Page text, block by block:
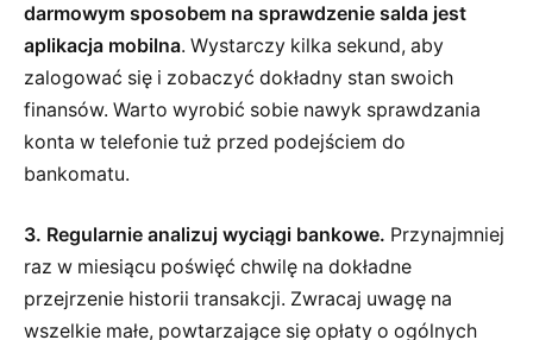
darmowym sposobem na sprawdzenie salda jest
aplikacja mobilna. Wystarczy kilka sekund, aby
zalogować się i zobaczyć dokładny stan swoich
finansów. Warto wyrobić sobie nawyk sprawdzania
konta w telefonie tuż przed podejściem do
bankomatu.
3. Regularnie analizuj wyciągi bankowe. Przynajmniej
raz w miesiącu poświęć chwilę na dokładne
przejrzenie historii transakcji. Zwracaj uwagę na
wszelkie małe, powtarzające się opłaty o ogólnych